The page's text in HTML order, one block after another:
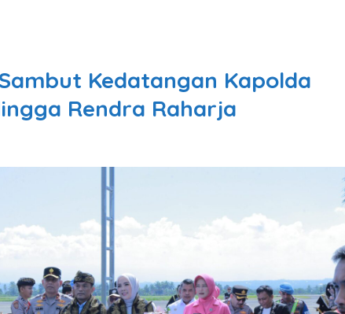
Kedatangan Kapolda
Rendra Raharja